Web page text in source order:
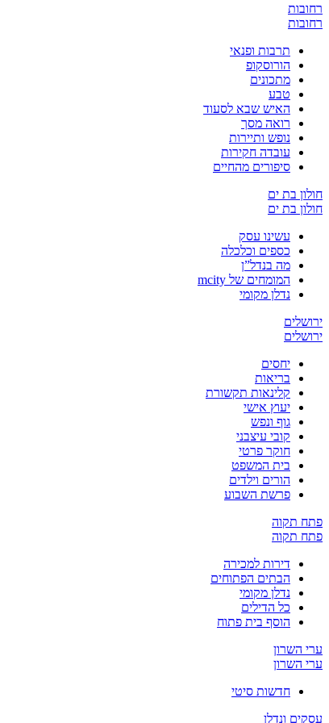
רחובות
רחובות
תרבות ופנאי
הורוסקופ
מתכונים
טבע
האיש שבא לסעוד
רואה מסך
נופש ותיירות
עובדה חקירות
סיפורים מהחיים
חולון בת ים
חולון בת ים
עשינו עסק
כספים וכלכלה
מה בנדל”ן
המומחים של mcity
נדלן מקומי
ירושלים
ירושלים
יחסים
בריאות
קלינאות תקשורת
יעוץ אישי
גוף ונפש
קובי עיצבני
חוקר פרטי
בית המשפט
הורים וילדים
פרשת השבוע
פתח תקוה
פתח תקוה
דירות למכירה
הבתים הפתוחים
נדלן מקומי
כל הדילים
הוסף בית פתוח
ערי השרון
ערי השרון
חדשות סיטי
עסקים ונדלן